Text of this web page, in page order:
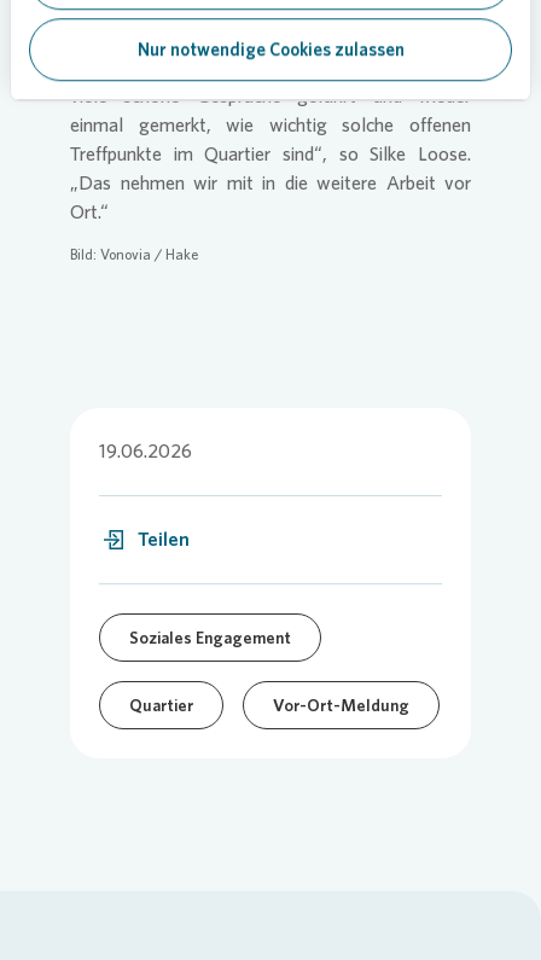
Nur notwendige Cookies zulassen
Am Ende blieb vor allem ein Gefühl:
Hünertshagen kann Gemeinschaft. „Wir haben
viele schöne Gespräche geführt und wieder
einmal gemerkt, wie wichtig solche offenen
Treffpunkte im Quartier sind“, so Silke Loose.
„Das nehmen wir mit in die weitere Arbeit vor
Ort.“
Bild: Vonovia / Hake
19.06.2026
Teilen
Soziales Engagement
Quartier Vor-Ort-Meldung